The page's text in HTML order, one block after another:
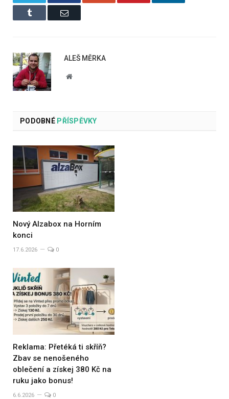
Tumblr Email
ALEŠ MĚRKA
Website
PODOBNÉPŘÍSPĚVKY
Nový Alzabox na Horním
konci
17.6.2026 0
Reklama: Přetéká ti skříň?
Zbav se nenošeného
oblečení a získej 380 Kč na
ruku jako bonus!
6.6.2026 0